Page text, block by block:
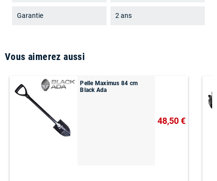
Garantie 2 ans
Vous aimerez aussi
Pelle Maximus 84 cm
Black Ada
48,50 €